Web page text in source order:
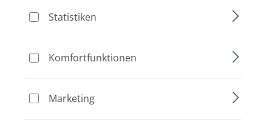
Statistiken
Komfortfunktionen
Marketing